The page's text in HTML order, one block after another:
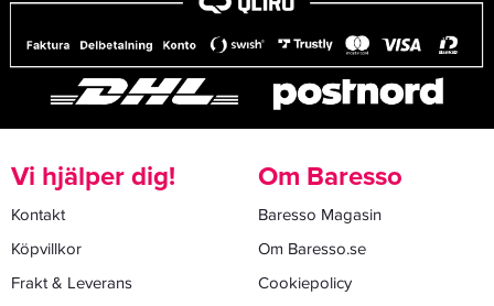
Vi hjälper dig!
Kontakt
Köpvillkor
Frakt & Leverans
Om Baresso
Baresso Magasin
Om Baresso.se
Cookiepolicy